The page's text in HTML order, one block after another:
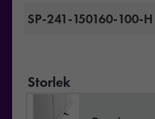
SP-241-150160-100-H
Storlek